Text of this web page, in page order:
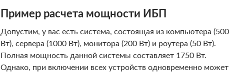
Пример расчета мощности ИБП
Допустим, у вас есть система, состоящая из компьютера (500
Вт), сервера (1000 Вт), монитора (200 Вт) и роутера (50 Вт).
Полная мощность данной системы составляет 1750 Вт.
Однако, при включении всех устройств одновременно может